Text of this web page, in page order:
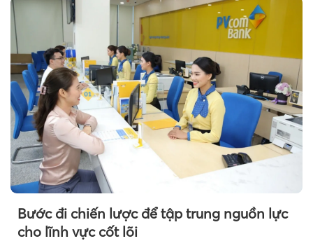
Bước đi chiến lược để tập trung nguồn lực
cho lĩnh vực cốt lõi